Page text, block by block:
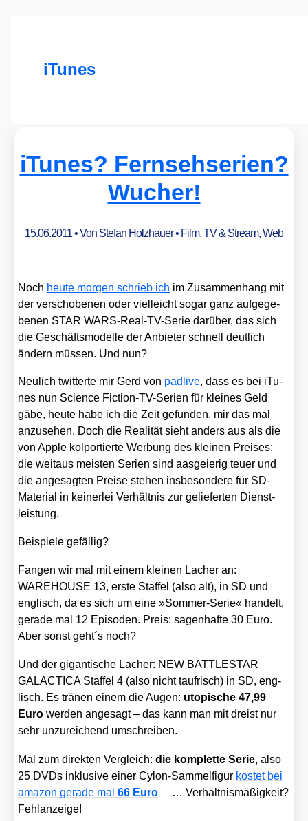
iTunes
iTunes? Fernsehserien?
Wucher!
15.06.2011• Von Stefan Holzhauer• Film, TV & Stream,Web
Noch heu­te mor­gen schrieb ich im Zusam­men­hang mit
der ver­scho­be­nen oder viel­leicht sogar ganz auf­ge­ge­
be­nen STAR WARS-Real-TV-Serie dar­über, das sich
die Geschäfts­mo­del­le der Anbie­ter schnell deut­lich
ändern müs­sen. Und nun?
Neu­lich twit­ter­te mir Gerd von pad­li­ve, dass es bei iTu­
nes nun Sci­ence Fic­tion-TV-Seri­en für klei­nes Geld
gäbe, heu­te habe ich die Zeit gefun­den, mir das mal
anzu­se­hen. Doch die Rea­li­tät sieht anders aus als die
von Apple kol­por­tier­te Wer­bung des klei­nen Prei­ses:
die weit­aus meis­ten Seri­en sind aas­geie­rig teu­er und
die ange­sag­ten Prei­se ste­hen ins­be­son­de­re für SD-
Mate­ri­al in kei­ner­lei Ver­hält­nis zur gelie­fer­ten Dienst­
leis­tung.
Bei­spie­le gefäl­lig?
Fan­gen wir mal mit einem klei­nen Lacher an:
WAREHOUSE 13, ers­te Staf­fel (also alt), in SD und
eng­lisch, da es sich um eine »Som­mer-Serie« han­delt,
gera­de mal 12 Epi­so­den. Preis: sagen­haf­te 30 Euro.
Aber sonst geht´s noch?
Und der gigan­ti­sche Lacher: NEW BATTLESTAR
GALACTICA Staf­fel 4 (also nicht tau­frisch) in SD, eng­
lisch. Es trä­nen einem die Augen: uto­pi­sche 47,99
Euro wer­den ange­sagt – das kann man mit dreist nur
sehr unzu­rei­chend umschrei­ben.
Mal zum direk­ten Ver­gleich:die kom­plet­te Serie, also
25 DVDs inklu­si­ve einer Cylon-Sam­mel­fi­gur kos­tet bei
ama­zon gera­de mal66 Euro
… Ver­hält­nis­mä­ßig­keit?
Fehl­an­zei­ge!